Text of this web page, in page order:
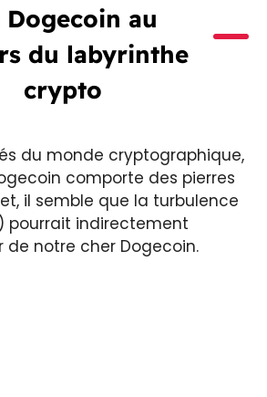
Dogecoin au
du labyrinthe
crypto
du monde cryptographique,
comporte des pierres
il semble que la turbulence
pourrait indirectement
notre cher Dogecoin.